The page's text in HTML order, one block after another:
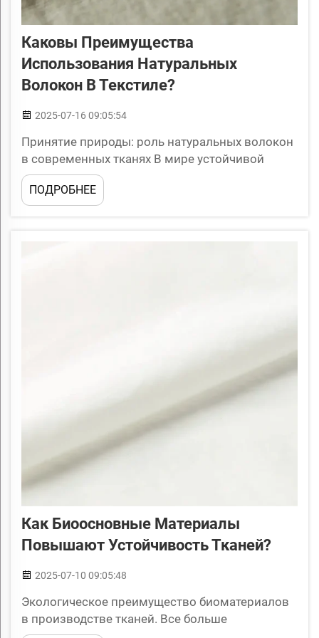
Каковы Преимущества
Использования Натуральных
Волокон В Текстиле?
2025-07-16 09:05:54
Принятие природы: роль натуральных волокон
в современных тканях В мире устойчивой
моды и производства тканей в последнее
время наблюдается настоящее возвращение к
натуральным волокнам. Эти материалы снова
ПОДРОБНЕЕ
Как Биоосновные Материалы
Повышают Устойчивость Тканей?
2025-07-10 09:05:48
Экологическое преимущество биоматериалов
в производстве тканей. Все больше